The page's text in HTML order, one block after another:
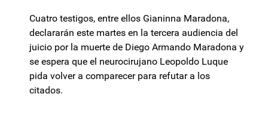
Cuatro testigos, entre ellos Gianinna Maradona,
declararán este martes en la tercera audiencia del
juicio por la muerte de Diego Armando Maradona y
se espera que el neurocirujano Leopoldo Luque
pida volver a comparecer para refutar a los
citados.